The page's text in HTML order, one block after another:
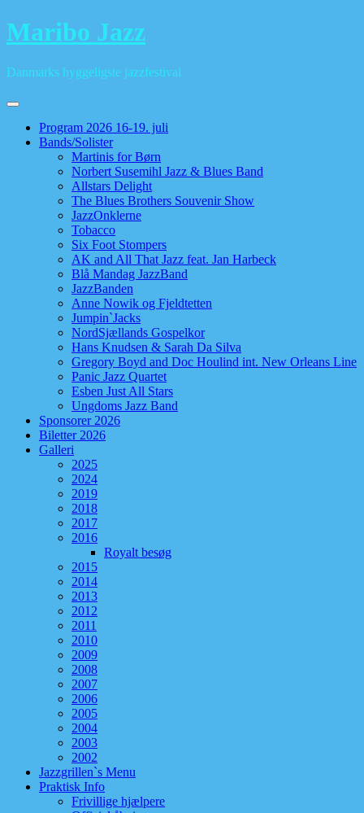
Skip
to
Maribo Jazz
Danmarks hyggeligste jazzfestival
Program 2026 16-19. juli
Bands/Solister
Martinis for Børn
Norbert Susemihl Jazz & Blues Band
Allstars Delight
The Blues Brothers Souvenir Show
JazzOnklerne
Tobacco
Six Foot Stompers
AK and All That Jazz feat. Jan Harbeck
Blå Mandag JazzBand
JazzBanden
Anne Nowik og Fjeldtetten
Jumpin`Jacks
NordSjællands Gospelkor
Hans Knudsen & Sarah Da Silva
Gregory Boyd and Doc Houlind int. New Orleans Line
Panic Jazz Quartet
Esben Just All Stars
Ungdoms Jazz Band
Sponsorer 2026
Biletter 2026
Galleri
2025
2024
2019
2018
2017
2016
Royalt besøg
2015
2014
2013
2012
2011
2010
2009
2008
2007
2006
2005
2004
2003
2002
Jazzgrillen`s Menu
Praktisk Info
Frivillige hjælpere